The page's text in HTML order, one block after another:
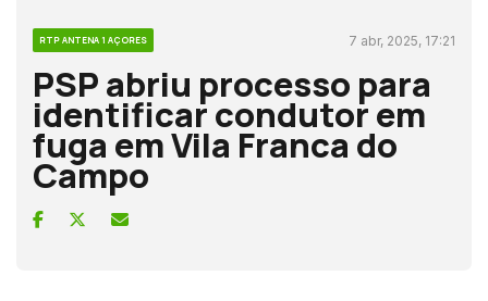
RTP ANTENA 1 AÇORES 7 abr, 2025, 17:21
PSP abriu processo para
identificar condutor em
fuga em Vila Franca do
Campo